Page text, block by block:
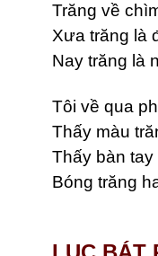
Trăng về
Xưa trăng là
Nay trăng là
Tôi về qua
Thấy màu
Thấy bàn
Bóng trăng